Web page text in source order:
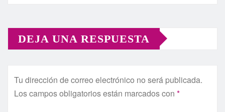
DEJA UNA RESPUESTA
Tu dirección de correo electrónico no será publicada.
Los campos obligatorios están marcados con *